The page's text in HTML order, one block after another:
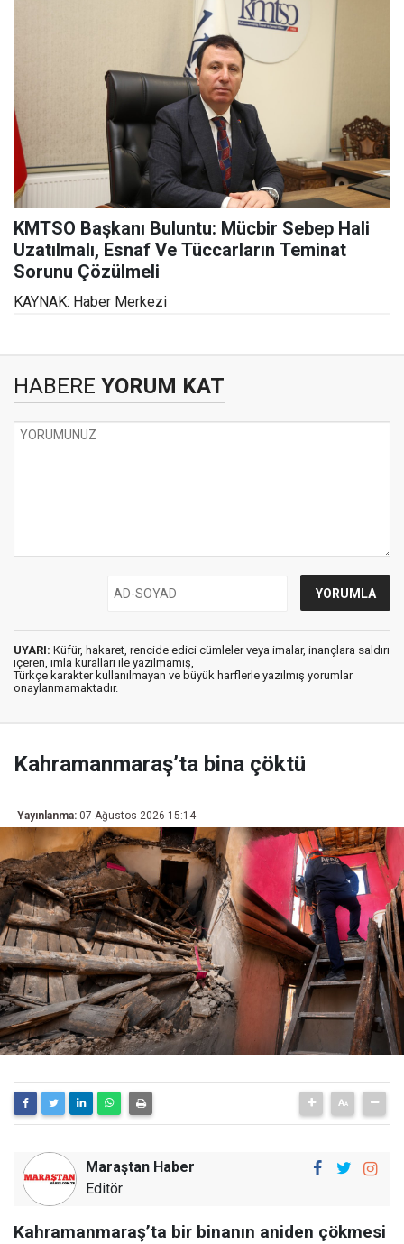
KMTSO Başkanı Buluntu: Mücbir Sebep Hali
Uzatılmalı, Esnaf Ve Tüccarların Teminat
Sorunu Çözülmeli
KAYNAK: Haber Merkezi
HABERE YORUM KAT
UYARI: Küfür, hakaret, rencide edici cümleler veya imalar, inançlara saldırı
içeren, imla kuralları ile yazılmamış,
Türkçe karakter kullanılmayan ve büyük harflerle yazılmış yorumlar
onaylanmamaktadır.
Kahramanmaraş’ta bina çöktü
Yayınlanma: 07 Ağustos 2026 15:14
Maraştan Haber
Editör
Kahramanmaraş’ta bir binanın aniden çökmesi